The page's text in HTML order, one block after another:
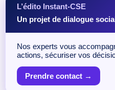
L’édito Instant-CSE
Un projet de dialogue
Nos experts vous
actions, sécuriser vos
Prendre contact →